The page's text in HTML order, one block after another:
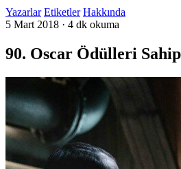
Yazarlar Etiketler Hakkında
5 Mart 2018 · 4 dk okuma
90. Oscar Ödülleri